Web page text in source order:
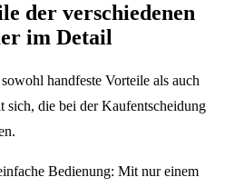
der verschiedenen
im Detail
handfeste Vorteile als auch
sich, die bei der Kaufentscheidung
Bedienung: Mit nur einem